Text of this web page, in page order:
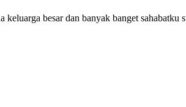
besar dan banyak banget sahabatku